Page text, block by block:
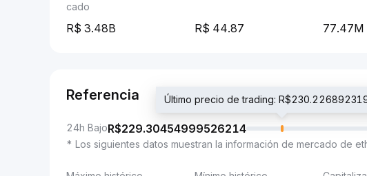
cado
3.48B 44.87 77.47M
Referencia
24h BajoR$229.30454999526214
Último precio de trading:
* Los siguientes datos muestran la información de mercado de